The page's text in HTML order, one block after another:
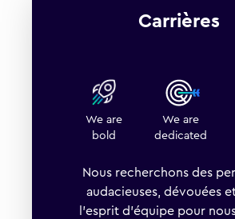
Carrières
We are
bold
We are
dedicated
Nous recherchons des
audacieuses, dévouées
l'esprit d'équipe pour